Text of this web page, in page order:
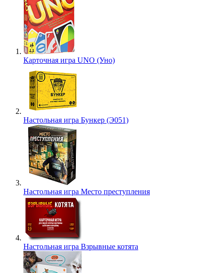
Карточная игра UNO (Уно)
Настольная игра Бункер (Э051)
Настольная игра Место преступления
Настольная игра Взрывные котята